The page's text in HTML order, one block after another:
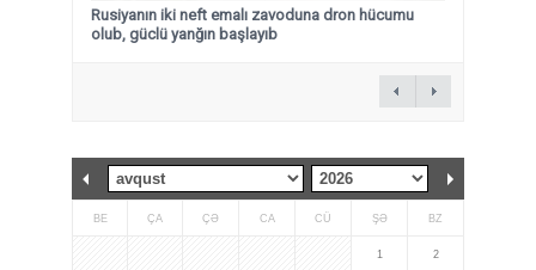
Rusiyanın iki neft emalı zavoduna dron hücumu
olub, güclü yanğın başlayıb
BE ÇA ÇƏ CA CÜ ŞƏ BZ
1 2